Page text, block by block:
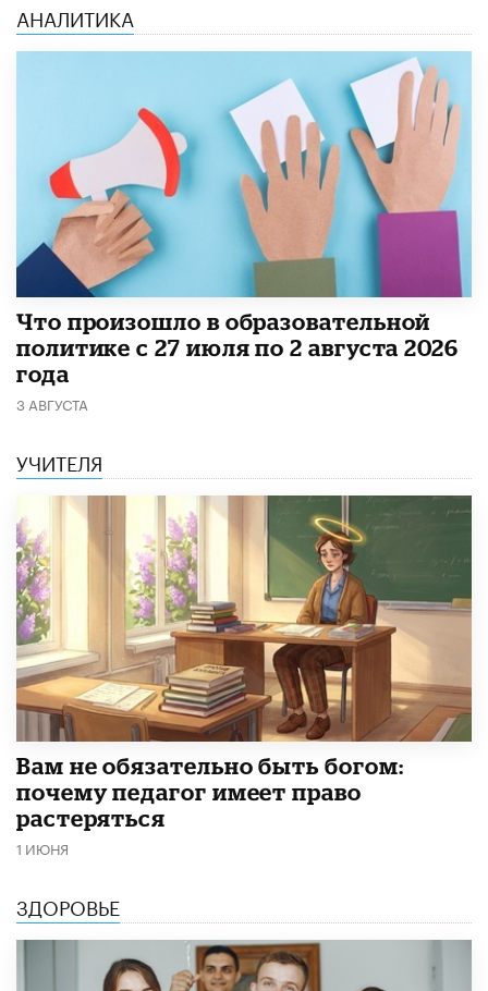
АНАЛИТИКА
​Что произошло в образовательной
политике с 27 июля по 2 августа 2026
года
3 АВГУСТА
УЧИТЕЛЯ
​Вам не обязательно быть богом:
почему педагог имеет право
растеряться
1 ИЮНЯ
ЗДОРОВЬЕ